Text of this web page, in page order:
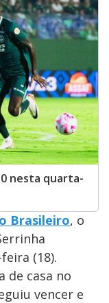
0 nesta quarta-
Brasileiro, o
(18).
de casa no
vencer e